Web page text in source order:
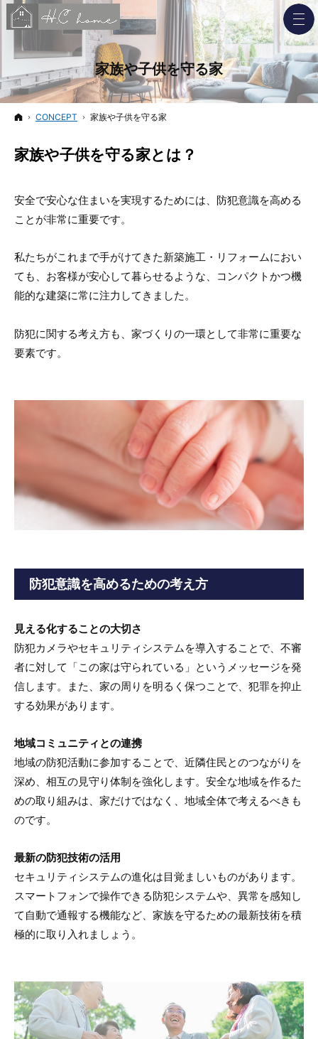
家族や子供を守る家
ホーム
CONCEPT 家族や子供を守る家
家族や子供を守る家とは？
安全で安心な住まいを実現するためには、防犯意識を高める
ことが非常に重要です。
私たちがこれまで手がけてきた新築施工・リフォームにおい
ても、お客様が安心して暮らせるような、コンパクトかつ機
能的な建築に常に注力してきました。
防犯に関する考え方も、家づくりの一環として非常に重要な
要素です。
防犯意識を高めるための考え方
見える化することの大切さ
防犯カメラやセキュリティシステムを導入することで、不審
者に対して「この家は守られている」というメッセージを発
信します。また、家の周りを明るく保つことで、犯罪を抑止
する効果があります。
地域コミュニティとの連携
地域の防犯活動に参加することで、近隣住民とのつながりを
深め、相互の見守り体制を強化します。安全な地域を作るた
めの取り組みは、家だけではなく、地域全体で考えるべきも
のです。
最新の防犯技術の活用
セキュリティシステムの進化は目覚ましいものがあります。
スマートフォンで操作できる防犯システムや、異常を感知し
て自動で通報する機能など、家族を守るための最新技術を積
極的に取り入れましょう。